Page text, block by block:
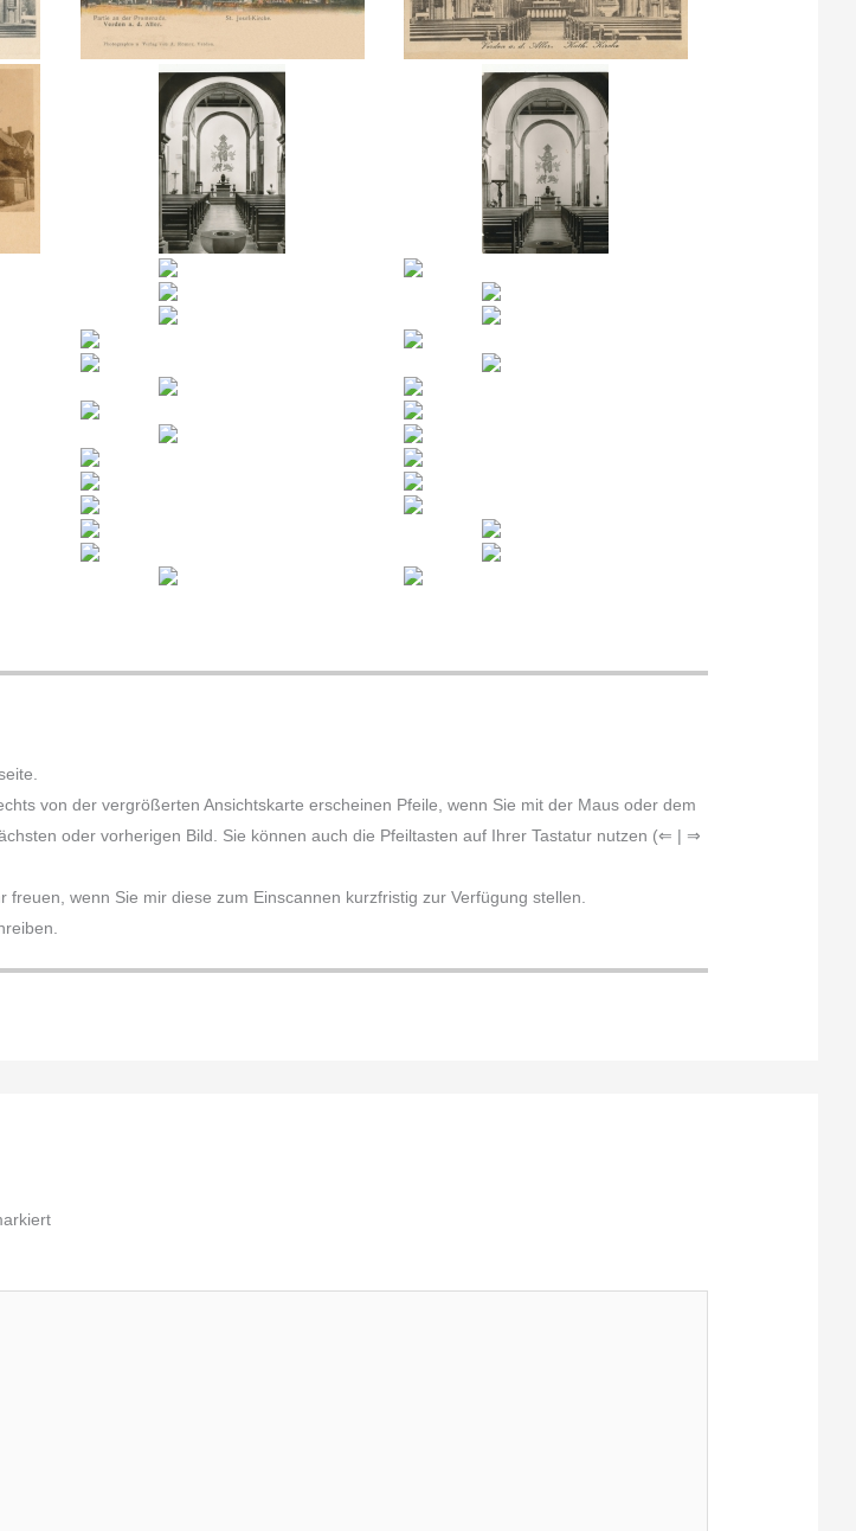
von der vergrößerten Ansichtskarte erscheinen Pfeile, wenn Sie mit der Maus oder dem
oder vorherigen Bild. Sie können auch die Pfeiltasten auf Ihrer Tastatur nutzen (⇐ | ⇒
wenn Sie mir diese zum Einscannen kurzfristig zur Verfügung stellen.